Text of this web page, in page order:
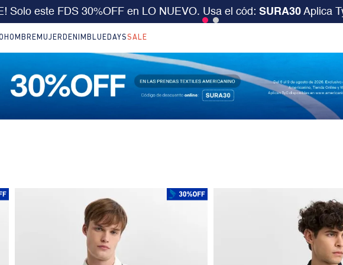
Solo este FDS 30%OFF en LO NUEVO. Usa el cód: SURA30 Aplica
HOMBRE MUJER DENIM BLUEDAYSSALE